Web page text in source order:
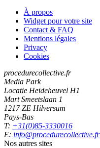
À propos
Widget pour votre site
Contact & FAQ
Mentions légales
Privacy
Cookies
procedurecollective.fr
Media Park
Locatie Heideheuvel H1
Mart Smeetslaan 1
1217 ZE Hilversum
Pays-Bas
T: +31(0)85-3330016
E: info@procedurecollective.fr
Nos autres sites